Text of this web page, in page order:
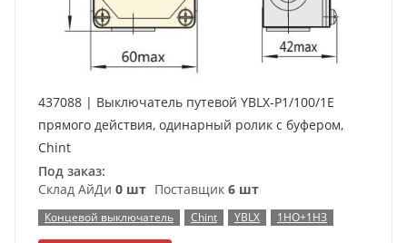
437088 | Выключатель путевой YBLX-P1/100/1E
прямого действия, одинарный ролик с буфером,
Chint
Под заказ:
Склад АйДи 0 шт Поставщик 6 шт
Концевой выключатель Chint YBLX 1НО+1НЗ